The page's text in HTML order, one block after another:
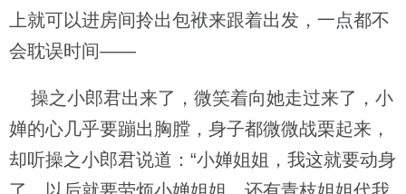
上就可以进房间拎出包袱来跟着出发，一点都不
会耽误时间——
操之小郎君出来了，微笑着向她走过来了，小
婵的心几乎要蹦出胸膛，身子都微微战栗起来，
却听操之小郎君说道：“小婵姐姐，我这就要动身